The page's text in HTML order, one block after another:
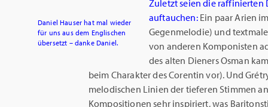
Daniel Hauser hat mal wieder
für uns aus dem Englischen
übersetzt – danke Daniel.
Zuletzt seien die raffinierten
auftauchen:Ein paar Arien
Gegenmelodie) und
von anderen Komponisten
des alten Dieners Osman
beim Charakter des Corentin vor). Und
melodischen Linien der tieferen Stimmen
Kompositionen sehr inspiriert, was